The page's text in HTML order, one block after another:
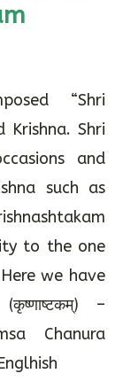
“Shri
Krishna. Shri
and
such as
to the one
we have
–
Chanura